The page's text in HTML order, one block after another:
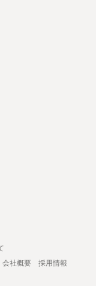
会社概要
採用情報